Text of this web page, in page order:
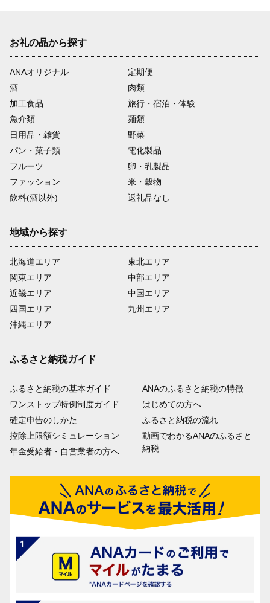
お礼の品から探す
ANAオリジナル
定期便
酒
肉類
加工食品
旅行・宿泊・体験
魚介類
麺類
日用品・雑貨
野菜
パン・菓子類
電化製品
フルーツ
卵・乳製品
ファッション
米・穀物
飲料(酒以外)
返礼品なし
地域から探す
北海道エリア
関東エリア
近畿エリア
四国エリア
沖縄エリア
東北エリア
中部エリア
中国エリア
九州エリア
ふるさと納税ガイド
ふるさと納税の基本ガイド
ワンストップ特例制度ガイド
確定申告のしかた
控除上限額シミュレーション
年金受給者・自営業者の方へ
ANAのふるさと納税の特徴
はじめての方へ
ふるさと納税の流れ
動画でわかるANAのふるさと
納税